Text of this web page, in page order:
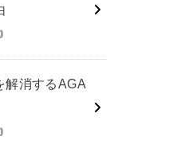
解消するAGA